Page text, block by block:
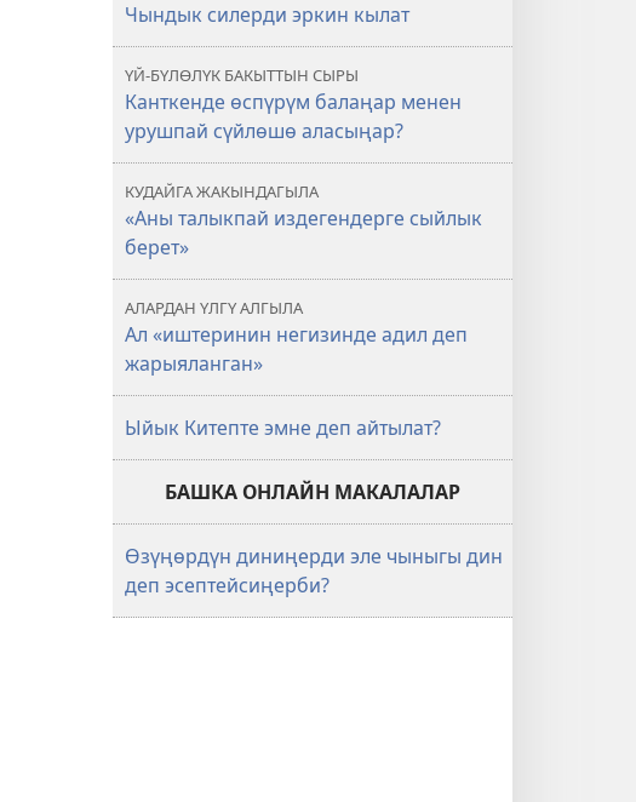
Чындык силерди эркин кылат
ҮЙ-БҮЛӨЛҮК БАКЫТТЫН СЫРЫ
Канткенде өспүрүм балаңар менен
урушпай сүйлөшө аласыңар?
КУДАЙГА ЖАКЫНДАГЫЛА
«Аны талыкпай издегендерге сыйлык
берет»
АЛАРДАН ҮЛГҮ АЛГЫЛА
Ал «иштеринин негизинде адил деп
жарыяланган»
Ыйык Китепте эмне деп айтылат?
БАШКА ОНЛАЙН МАКАЛАЛАР
Өзүңөрдүн диниңерди эле чыныгы дин
деп эсептейсиңерби?